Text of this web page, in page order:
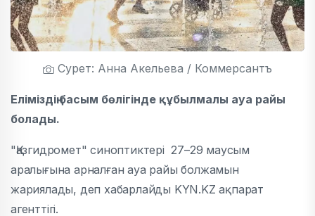
Сурет: Анна Акельева / Коммерсантъ
Еліміздің басым бөлігінде құбылмалы ауа райы
болады.
"Қазгидромет"синоптиктері 27–29 маусым
аралығына арналған ауа райы болжамын
жариялады, деп хабарлайды KYN.KZ ақпарат
агенттігі.